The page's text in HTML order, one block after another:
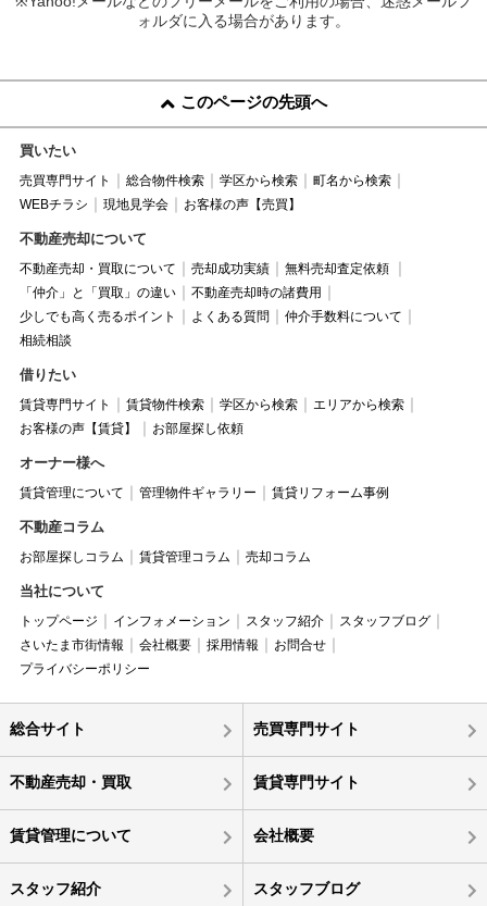
ォルダに入る場合があります。
このページの先頭へ
買いたい
売買専門サイト 総合物件検索 学区から検索
町名から検索
WEBチラシ
現地見学会 お客様の声【売買】
不動産売却について
不動産売却・買取について 売却成功実績
無料売却査定依頼
「仲介」と「買取」の違い
不動産売却時の諸費用
少しでも高く売るポイント
よくある質問
仲介手数料について
相続相談
借りたい
賃貸専門サイト 賃貸物件検索 学区から検索
エリアから検索
お客様の声【賃貸】
お部屋探し依頼
オーナー様へ
賃貸管理について 管理物件ギャラリー 賃貸リフォーム事例
不動産コラム
お部屋探しコラム 賃貸管理コラム 売却コラム
当社について
トップページ インフォメーション スタッフ紹介
スタッフブログ
さいたま市街情報
会社概要 採用情報
お問合せ
プライバシーポリシー
総合サイト 売買専門サイト
不動産売却・買取 賃貸専門サイト
賃貸管理について 会社概要
スタッフ紹介 スタッフブログ